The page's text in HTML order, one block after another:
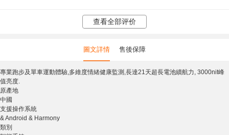
查看全部评价
圖文詳情 售後保障
專業跑步及單車運動體驗,多維度情緒健康監測,長達21天超長電池續航力, 3000nit峰
值亮度.
原產地
中國
支援操作系統
& Android & Harmony
類別